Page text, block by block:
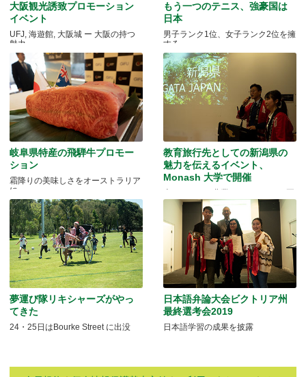
大阪観光誘致プロモーション
イベント
UFJ, 海遊館, 大阪城 ー 大阪の持つ
魅力
もう一つのテニス、強豪国は
日本
男子ランク1位、女子ランク2位を擁
する
岐阜県特産の飛騨牛プロモー
ション
霜降りの美味しさをオーストラリア
に
教育旅行先としての新潟県の
魅力を伝えるイベント、
Monash 大学で開催
方を体験できる
夢運び隊リキシャーズがやっ
てきた
24・25日はBourke Street に出没
日本語弁論大会ビクトリア州
最終選考会2019
日本語学習の成果を披露